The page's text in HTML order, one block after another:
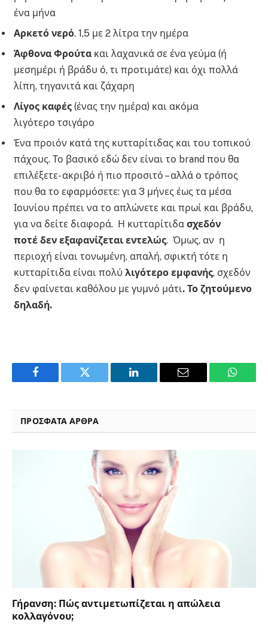
ένα μήνα
Αρκετό νερό. 1,5 με 2 λίτρα την ημέρα
Άφθονα Φρούτα και λαχανικά σε ένα γεύμα (ή
μεσημέρι ή βράδυ ό, τι προτιμάτε) και όχι πολλά
λίπη, τηγανιτά και ζάχαρη
Λίγος καφές (ένας την ημέρα) και ακόμα
λιγότερο τσιγάρο
Ένα προιόν κατά της κυτταρίτιδας και του τοπικού
πάχους. Το βασικό εδώ δεν είναι το brand που θα
επιλέξετε- ακριβό ή πιο προσιτό – αλλά ο τρόπος
που θα το εφαρμόσετε: για 3 μήνες έως τα μέσα
Ιουνίου πρέπει να το απλώνετε και πρωί και βράδυ,
για να δείτε διαφορά. Η κυτταρίτιδα σχεδόν
ποτέ δεν εξαφανίζεται εντελώς. Όμως, αν η
περιοχή είναι τονωμένη, απαλή, σφικτή τότε η
κυτταρίτιδα είναι πολύ λιγότερο εμφανής, σχεδόν
δεν φαίνεται καθόλου με γυμνό μάτι. Το ζητούμενο
δηλαδή.
Facebook Twitter LinkedIn Email
ΠΡΟΣΦΑΤΑ ΑΡΘΡΑ
Γήρανση: Πώς αντιμετωπίζεται η απώλεια
κολλαγόνου;